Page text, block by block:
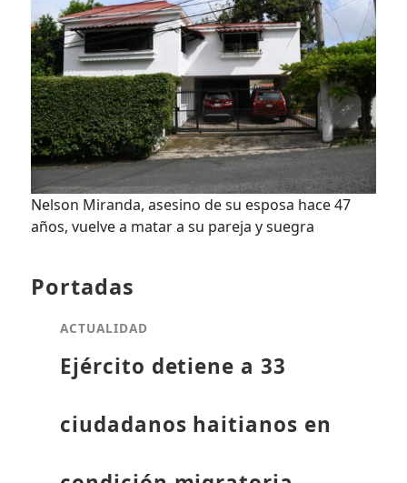
Nelson Miranda, asesino de su esposa hace 47
años, vuelve a matar a su pareja y suegra
Portadas
ACTUALIDAD
Ejército detiene a 33
ciudadanos haitianos en